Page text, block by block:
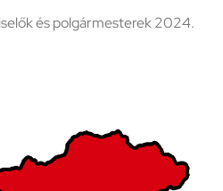
és polgármesterek 2024.